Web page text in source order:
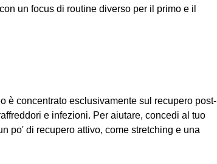
un focus di routine diverso per il primo e il
è concentrato esclusivamente sul recupero post-
e infezioni. Per aiutare, concedi al tuo
po' di recupero attivo, come stretching e una